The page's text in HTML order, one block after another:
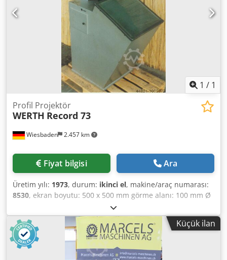
1 / 1
Wiesbaden 2.457 km
Profil Projektör
WERTH Record 73
Fiyat bilgisi Ara
Üretim yılı: 1973, durum: ikinci el, makine/araç numarası:
8530, ekran boyutu: 500 x 500 mm görme alanı: 100 mm Ø
Boyutlar: 620 x 1020 x 1650 mm Chsdpfxj T Apye Afuja
Ağırlık: yaklaşık 250 kg
Küçük ilan